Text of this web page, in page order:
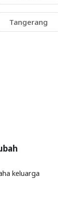
Tangerang
keluarga